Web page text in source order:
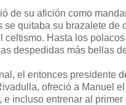
de su afición como
se quitaba su brazalete de
celtismo. Hasta los
despedidas más bellas
el entonces presidente
ofreció a Manuel
e incluso entrenar al